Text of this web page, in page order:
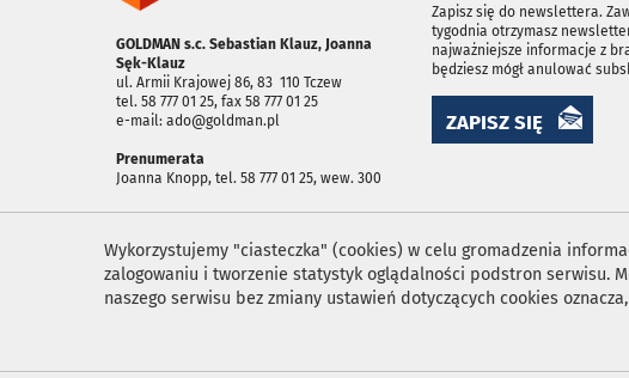
GOLDMAN s.c. Sebastian Klauz, Joanna
Sęk-Klauz
ul. Armii Krajowej 86, 83 ­ 110 Tczew
tel. 58 777 01 25, fax 58 777 01 25
e-mail: ado@goldman.pl
Prenumerata
Joanna Knopp, tel. 58 777 01 25, wew. 300
Zapisz się do newslettera.
tygodnia otrzymasz
najważniejsze informacje z
będziesz mógł anulować
ZAPISZ SIĘ
Wykorzystujemy "ciasteczka" (cookies) w celu gromadzenia
zalogowaniu i tworzenie statystyk oglądalności podstron serwisu.
naszego serwisu bez zmiany ustawień dotyczących cookies